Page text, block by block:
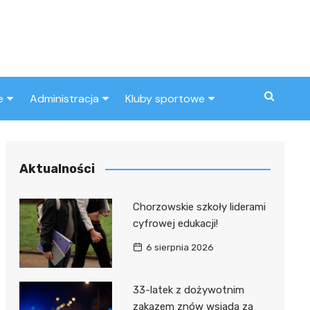
Administracja
Urząd miasta
Kluby sportowe
Aktualności
Chorzowskie szkoły liderami
cyfrowej edukacji!
6 sierpnia 2026
33-latek z dożywotnim
zakazem znów wsiada za